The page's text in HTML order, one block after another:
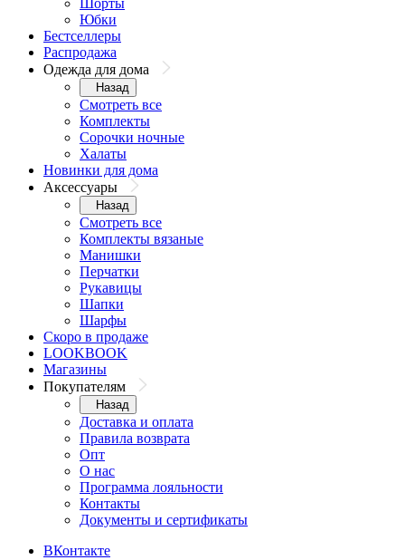
Шорты
Юбки
Бестселлеры
Распродажа
Одежда для дома
Назад
Смотреть все
Комплекты
Сорочки ночные
Халаты
Новинки для дома
Аксессуары
Назад
Смотреть все
Комплекты вязаные
Манишки
Перчатки
Рукавицы
Шапки
Шарфы
Скоро в продаже
LOOKBOOK
Магазины
Покупателям
Назад
Доставка и оплата
Правила возврата
Опт
О нас
Программа лояльности
Контакты
Документы и сертификаты
ВКонтакте